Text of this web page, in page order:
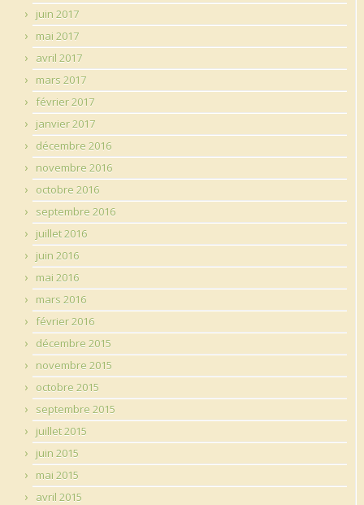
juin 2017
mai 2017
avril 2017
mars 2017
février 2017
janvier 2017
décembre 2016
novembre 2016
octobre 2016
septembre 2016
juillet 2016
juin 2016
mai 2016
mars 2016
février 2016
décembre 2015
novembre 2015
octobre 2015
septembre 2015
juillet 2015
juin 2015
mai 2015
avril 2015